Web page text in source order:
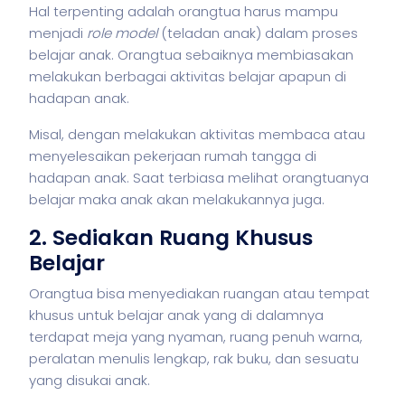
Hal terpenting adalah orangtua harus mampu
menjadi role model(teladan anak) dalam proses
belajar anak. Orangtua sebaiknya membiasakan
melakukan berbagai aktivitas belajar apapun di
hadapan anak.
Misal, dengan melakukan aktivitas membaca atau
menyelesaikan pekerjaan rumah tangga di
hadapan anak. Saat terbiasa melihat orangtuanya
belajar maka anak akan melakukannya juga.
2. Sediakan Ruang Khusus
Belajar
Orangtua bisa menyediakan ruangan atau tempat
khusus untuk belajar anak yang di dalamnya
terdapat meja yang nyaman, ruang penuh warna,
peralatan menulis lengkap, rak buku, dan sesuatu
yang disukai anak.